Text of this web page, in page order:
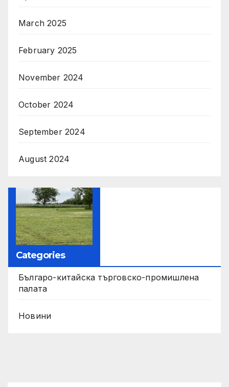
March 2025
February 2025
November 2024
October 2024
September 2024
August 2024
Categories
Българо-китайска търговско-промишлена
палата
Новини